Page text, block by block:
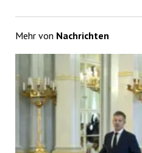
Mehr von Nachrichten